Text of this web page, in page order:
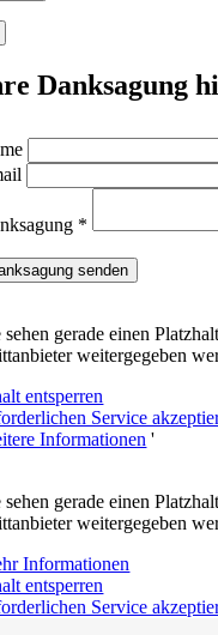
Danksagung
*
senden
sehen gerade einen
weitergegeben
entsperren
Service
Informationen '
sehen gerade einen
weitergegeben
Informationen
entsperren
Service